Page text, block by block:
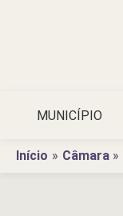
MUNICÍPIO
Início Câmara